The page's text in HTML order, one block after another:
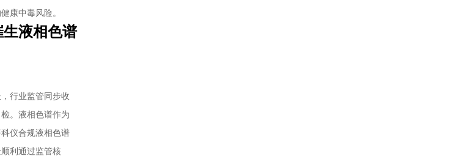
康中毒风险。
液相色谱
行业监管同步收
。液相色谱作为
仪合规液相色谱
利通过监管核